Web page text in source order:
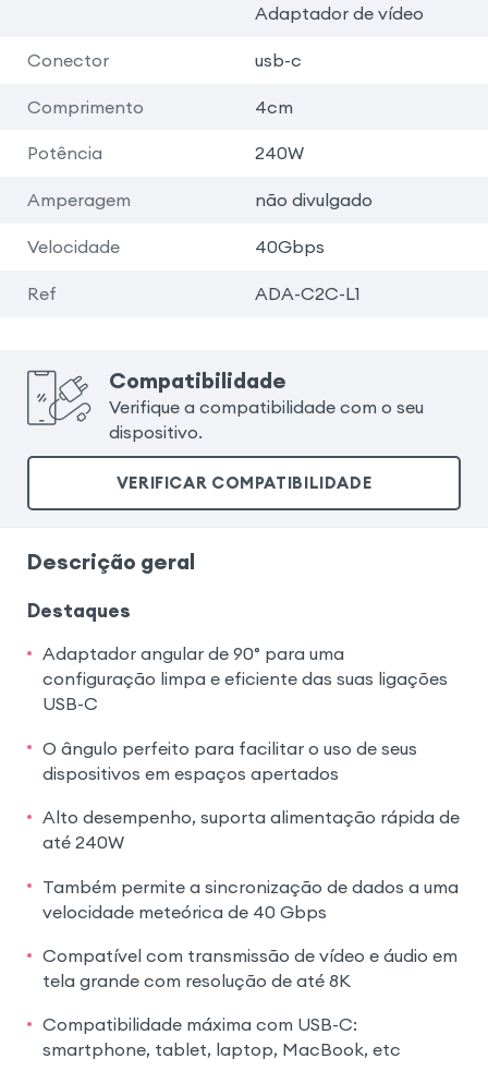
Adaptador de vídeo
Conector usb-c
Comprimento 4cm
Potência 240W
Amperagem não divulgado
Velocidade 40Gbps
Ref ADA-C2C-L1
Compatibilidade
Verifique a compatibilidade com o seu
dispositivo.
VERIFICAR COMPATIBILIDADE
Descrição geral
Destaques
Adaptador angular de 90° para uma
configuração limpa e eficiente das suas ligações
USB-C
O ângulo perfeito para facilitar o uso de seus
dispositivos em espaços apertados
Alto desempenho, suporta alimentação rápida de
até 240W
Também permite a sincronização de dados a uma
velocidade meteórica de 40 Gbps
Compatível com transmissão de vídeo e áudio em
tela grande com resolução de até 8K
Compatibilidade máxima com USB-C:
smartphone, tablet, laptop, MacBook, etc